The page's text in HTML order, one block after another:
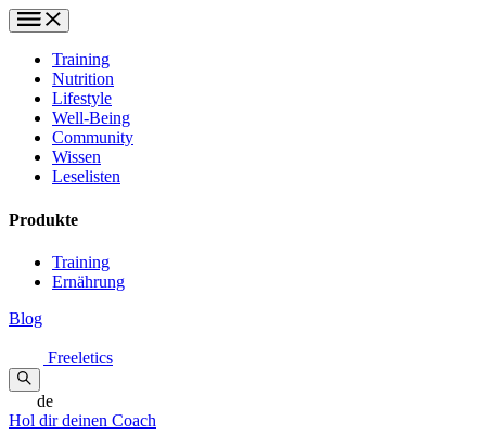
Training
Nutrition
Lifestyle
Well-Being
Community
Wissen
Leselisten
Produkte
Training
Ernährung
Blog
Freeletics
de
Hol dir deinen Coach